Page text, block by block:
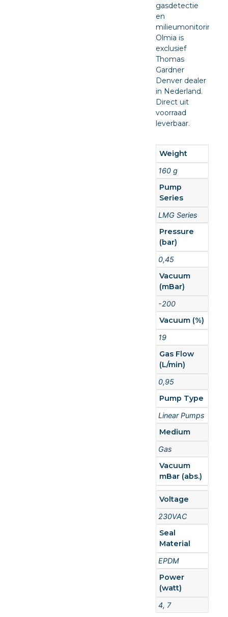
gasdetectie
en
milieumonitoring.
Olmia is
exclusief
Thomas
Gardner
Denver dealer
in Nederland.
Direct uit
voorraad
leverbaar.
Weight
160 g
Pump
Series
LMG Series
Pressure
(bar)
0,45
Vacuum
(mBar)
-200
Vacuum (%)
19
Gas Flow
(L/min)
0,95
Pump Type
Linear Pumps
Medium
Gas
Vacuum
mBar (abs.)
Voltage
230VAC
Seal
Material
EPDM
Power
(watt)
4, 7